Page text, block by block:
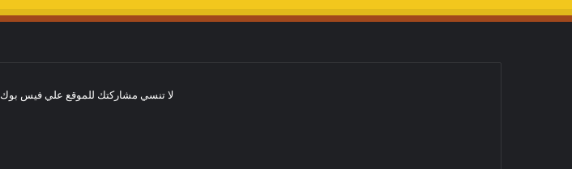
لا تنسي مشاركتك للموقع علي فيس بوك